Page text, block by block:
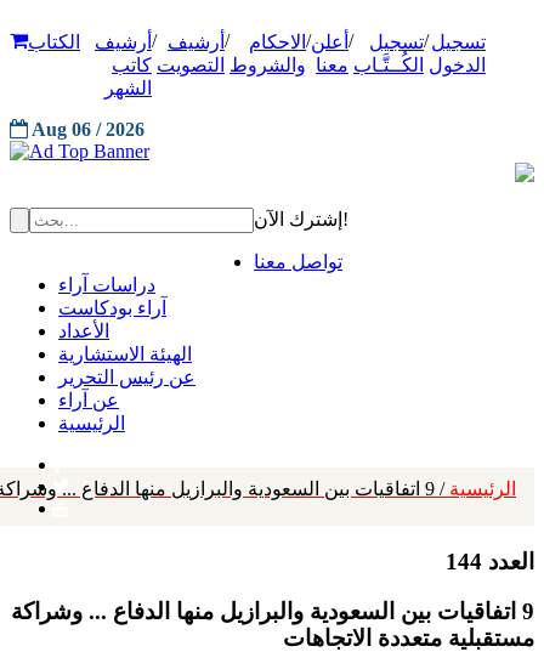
تسجيل
الدخول
/تسجيل
الكُــتَّـاب
/ أعلن
معنا
/ الاحكام
والشروط
/ أرشيف
التصويت
/ أرشيف
كاتب
الشهر
الكتاب
Aug 06 / 2026
إشترك الآن!
تواصل معنا
دراسات آراء
آراء بودكاست
الأعداد
الهيئة الاستشارية
عن رئيس التحرير
عن آراء
الرئيسية
الرئيسية / 9 اتفاقيات بين السعودية والبرازيل منها الدفاع ... وشراكة مستقبلية متعددة الاتجاهات
العدد 144
9 اتفاقيات بين السعودية والبرازيل منها الدفاع ... وشراكة
مستقبلية متعددة الاتجاهات